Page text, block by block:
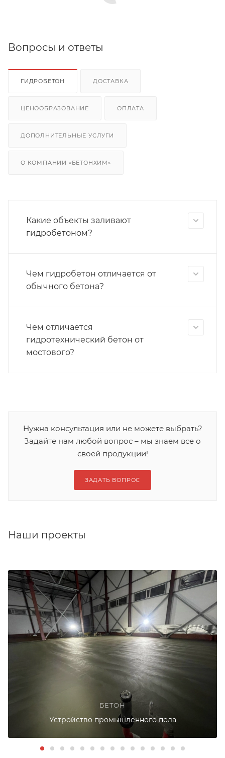
Вопросы и ответы
ГИДРОБЕТОН ДОСТАВКА
ЦЕНООБРАЗОВАНИЕ ОПЛАТА
ДОПОЛНИТЕЛЬНЫЕ УСЛУГИ
О КОМПАНИИ «БЕТОНХИМ»
Какие объекты заливают
гидробетоном?
Чем гидробетон отличается от
обычного бетона?
Чем отличается
гидротехнический бетон от
мостового?
Нужна консультация или не можете выбрать?
Задайте нам любой вопрос – мы знаем все о
своей продукции!
ЗАДАТЬ ВОПРОС
Наши проекты
БЕТОН
Устройство промышленного пола